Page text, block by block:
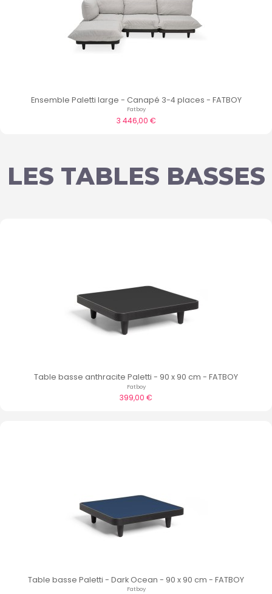
Ensemble Paletti large - Canapé 3-4 places - FATBOY
Fatboy
3 446,00 €
LES TABLES BASSES
Table basse anthracite Paletti - 90 x 90 cm - FATBOY
Fatboy
399,00 €
Table basse Paletti - Dark Ocean - 90 x 90 cm - FATBOY
Fatboy